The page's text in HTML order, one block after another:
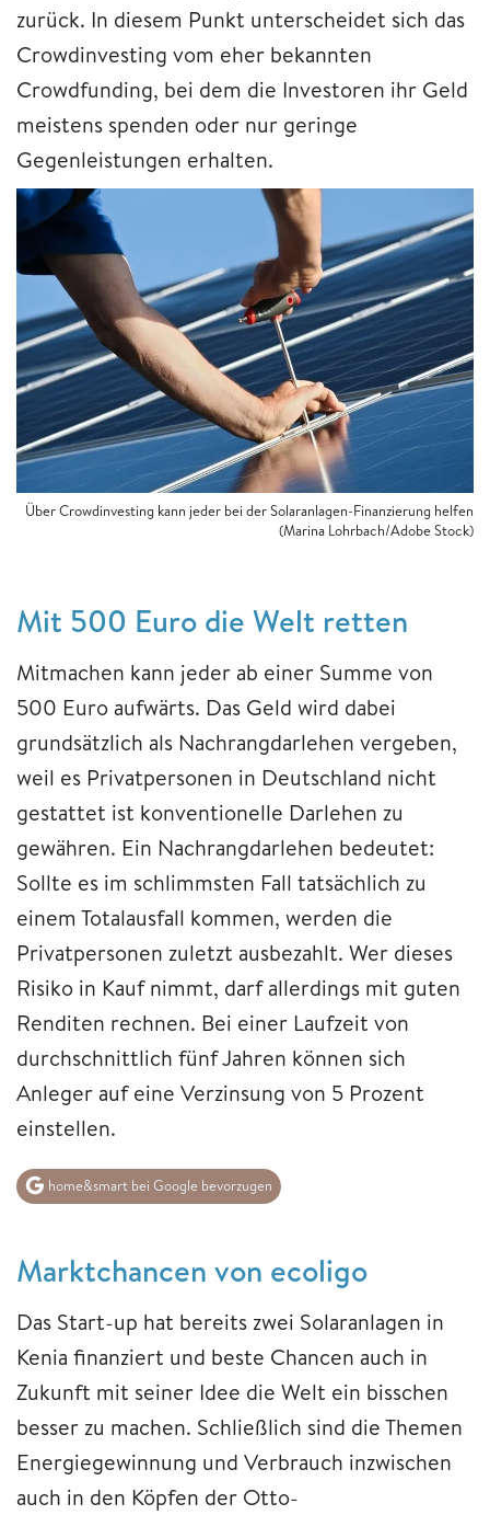
zurück. In diesem Punkt unterscheidet sich das
Crowdinvesting vom eher bekannten
Crowdfunding, bei dem die Investoren ihr Geld
meistens spenden oder nur geringe
Gegenleistungen erhalten.
Über Crowdinvesting kann jeder bei der Solaranlagen-Finanzierung helfen
(Marina Lohrbach/Adobe Stock)
Mit 500 Euro die Welt retten
Mitmachen kann jeder ab einer Summe von
500 Euro aufwärts. Das Geld wird dabei
grundsätzlich als Nachrangdarlehen vergeben,
weil es Privatpersonen in Deutschland nicht
gestattet ist konventionelle Darlehen zu
gewähren. Ein Nachrangdarlehen bedeutet:
Sollte es im schlimmsten Fall tatsächlich zu
einem Totalausfall kommen, werden die
Privatpersonen zuletzt ausbezahlt. Wer dieses
Risiko in Kauf nimmt, darf allerdings mit guten
Renditen rechnen. Bei einer Laufzeit von
durchschnittlich fünf Jahren können sich
Anleger auf eine Verzinsung von 5 Prozent
einstellen.
home&smart bei Google bevorzugen
Marktchancen von ecoligo
Das Start-up hat bereits zwei Solaranlagen in
Kenia finanziert und beste Chancen auch in
Zukunft mit seiner Idee die Welt ein bisschen
besser zu machen. Schließlich sind die Themen
Energiegewinnung und Verbrauch inzwischen
auch in den Köpfen der Otto-